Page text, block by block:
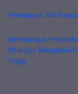
Pentingnya Skill
Membangun
Strategis Mengatasi
Tinggi